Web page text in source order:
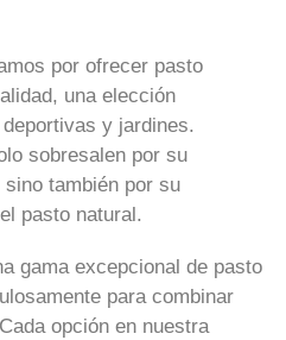
por ofrecer pasto
una elección
y jardines.
sobresalen por su
también por su
pasto natural.
gama excepcional de pasto
para combinar
opción en nuestra